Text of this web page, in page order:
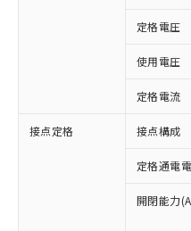
定格電圧
使用電圧
定格電流
接点定格 接点構成
定格通電
開閉能力
ご利用条件
以下の条件をお読
ご利用ください。
本サービスは
商品の当社在
(税抜)を提供
当社制御機
対応予定：EU
有に対応した製品
対応予定なし：EU
非含有に非対応の
調査・確認中：EU
非含有の対応状況
非該当品：ライセ
害物質有無と関係
仕入先様の事情に
「○」：最大均質
基準値以下である
「×」：最大均質